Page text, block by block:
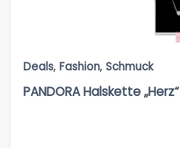
Deals, Fashion, Schmuck
PANDORA Halskette „Herz“